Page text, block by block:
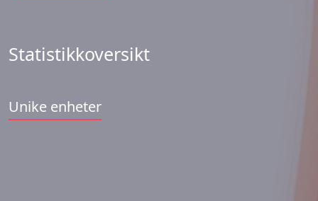
Statistikkoversikt
Unike enheter